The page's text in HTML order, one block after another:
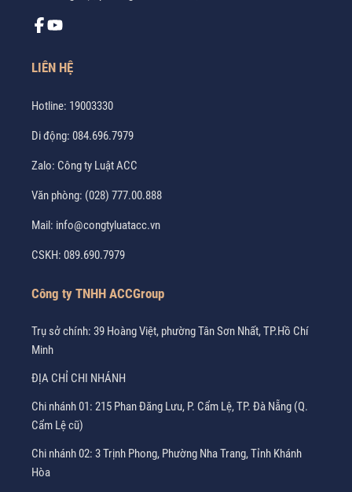
LIÊN HỆ
Hotline: 19003330
Di động: 084.696.7979
Zalo: Công ty Luật ACC
Văn phòng: (028) 777.00.888
Mail: info@congtyluatacc.vn
CSKH: 089.690.7979
Công ty TNHH ACCGroup
Trụ sở chính: 39 Hoàng Việt, phường Tân Sơn Nhất, TP.Hồ Chí
Minh
ĐỊA CHỈ CHI NHÁNH
Chi nhánh 01: 215 Phan Đăng Lưu, P. Cẩm Lệ, TP. Đà Nẵng (Q.
Cẩm Lệ cũ)
Chi nhánh 02: 3 Trịnh Phong, Phường Nha Trang, Tỉnh Khánh
Hòa